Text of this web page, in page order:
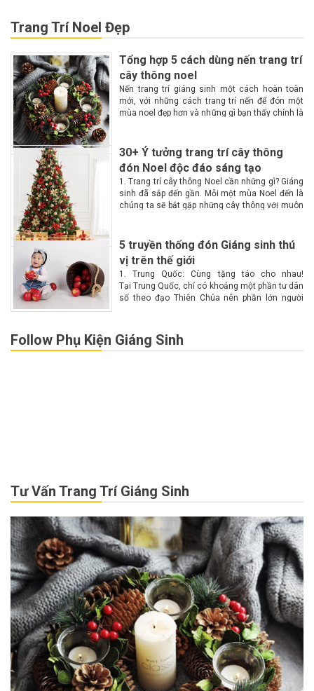
Trang Trí Noel Đẹp
Tổng hợp 5 cách dùng nến trang trí
cây thông noel
Nến trang trí giáng sinh một cách hoàn toàn
mới, với những cách trang trí nến để đón một
mùa noel đẹp hơn và những gì bạn thấy chính là
30+ Ý tưởng trang trí cây thông
đón Noel độc đáo sáng tạo
1. Trang trí cây thông Noel cần những gì? Giáng
sinh đã sắp đến gần. Mỗi một mùa Noel đến là
chúng ta sẽ bắt gặp những cây thông với muôn
5 truyền thống đón Giáng sinh thú
vị trên thế giới
1. Trung Quốc: Cùng tặng táo cho nhau!
Tại Trung Quốc, chỉ có khoảng một phần tư dân
số theo đạo Thiên Chúa nên phần lớn người
Follow Phụ Kiện Giáng Sinh
Tư Vấn Trang Trí Giáng Sinh